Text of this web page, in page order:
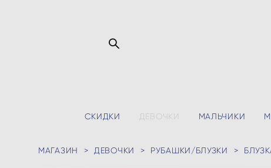
СКИДКИ ДЕВОЧКИ МАЛЬЧИКИ
МАГАЗИН > ДЕВОЧКИ > РУБАШКИ/БЛУЗКИ >